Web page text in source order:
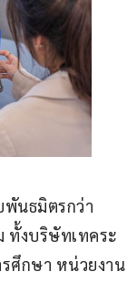
พันธมิตรกว่า
ทั้งบริษัทเทคระ
ศึกษา หน่วยงาน